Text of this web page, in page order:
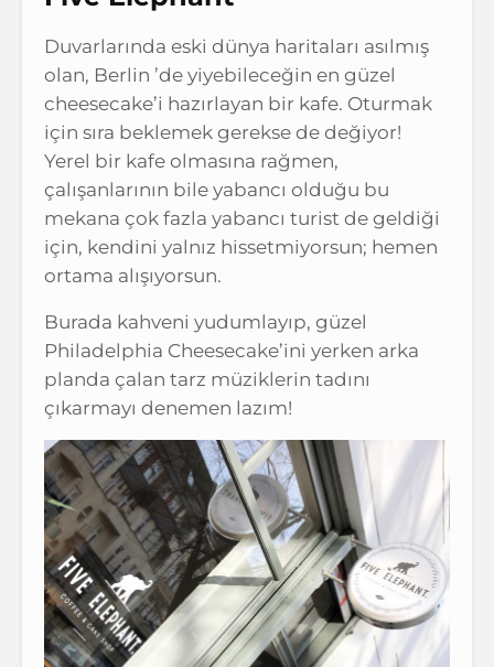
Duvarlarında eski dünya haritaları asılmış
olan, Berlin ’de yiyebileceğin en güzel
cheesecake’i hazırlayan bir kafe. Oturmak
için sıra beklemek gerekse de değiyor!
Yerel bir kafe olmasına rağmen,
çalışanlarının bile yabancı olduğu bu
mekana çok fazla yabancı turist de geldiği
için, kendini yalnız hissetmiyorsun; hemen
ortama alışıyorsun.
Burada kahveni yudumlayıp, güzel
Philadelphia Cheesecake’ini yerken arka
planda çalan tarz müziklerin tadını
çıkarmayı denemen lazım!